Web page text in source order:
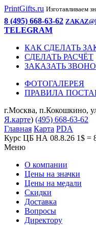
PrintGifts.ru Изготавливаем
8 (495) 668-63-62
TELEGRAM
КАК СДЕЛАТЬ
СДЕЛАТЬ РАСЧЁТ
ЗАКАЗАТЬ
ФОТОГАЛЕРЕЯ
ПРАВИЛА
г.Москва, п.Кокошкино,
Я.карте) (495) 668-63-62
Главная Карта PDA
Курс ЦБ НА 08.8.26 1$ =
Меню
О компании
Цены на значки
Цены на медали
Скидки
Доставка
Вопросы
Директору